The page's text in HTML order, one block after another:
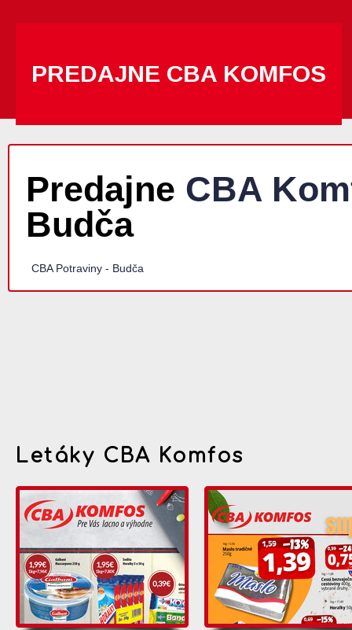
PREDAJNE CBA KOMFOS
Predajne CBA
Budča
CBA Potraviny - Budča
Letáky CBA Komfos